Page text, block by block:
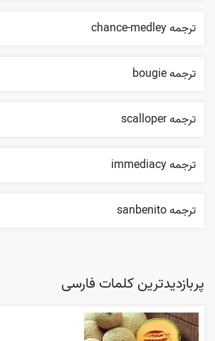
ترجمه chance-medley
ترجمه bougie
ترجمه scalloper
ترجمه immediacy
ترجمه sanbenito
پربازدیدترین کلمات فارسی